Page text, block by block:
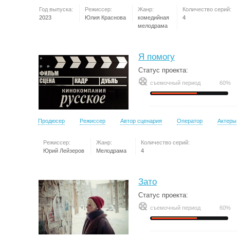
Год выпуска:
2023
Режиссер:
Юлия Краснова
Жанр:
комедийная
мелодрама
Количество серий:
4
Я помогу
Статус проекта:
съемочный период 60%
Продюсер Режиссер Автор сценария Оператор Актеры
Режиссер:
Юрий Лейзеров
Жанр:
Мелодрама
Количество серий:
4
Зато
Статус проекта:
съемочный период 60%